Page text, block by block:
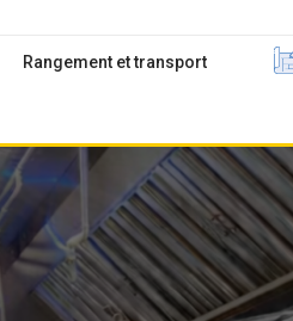
Rangement et transport